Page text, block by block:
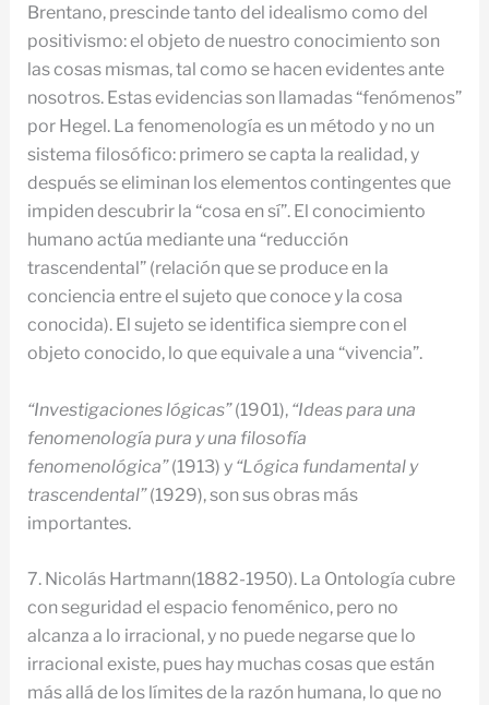
Brentano, prescinde tanto del idealismo como del
positivismo: el objeto de nuestro conocimiento son
las cosas mismas, tal como se hacen evidentes ante
nosotros. Estas evidencias son llamadas “fenómenos”
por Hegel. La fenomenología es un método y no un
sistema filosófico: primero se capta la realidad, y
después se eliminan los elementos contingentes que
impiden descubrir la “cosa en sí”. El conocimiento
humano actúa mediante una “reducción
trascendental” (relación que se produce en la
conciencia entre el sujeto que conoce y la cosa
conocida). El sujeto se identifica siempre con el
objeto conocido, lo que equivale a una “vivencia”.
“Investigaciones lógicas”(1901), “Ideas para una
fenomenología pura y una filosofía
fenomenológica”(1913) y “Lógica fundamental y
trascendental”(1929), son sus obras más
importantes.
7. Nicolás Hartmann(1882-1950). La Ontología cubre
con seguridad el espacio fenoménico, pero no
alcanza a lo irracional, y no puede negarse que lo
irracional existe, pues hay muchas cosas que están
más allá de los límites de la razón humana, lo que no